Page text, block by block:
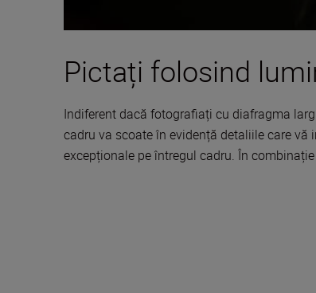
Pictați folosind
Indiferent dacă fotografiați cu diafragma
cadru va scoate în evidență detaliile care
excepționale pe întregul cadru. În